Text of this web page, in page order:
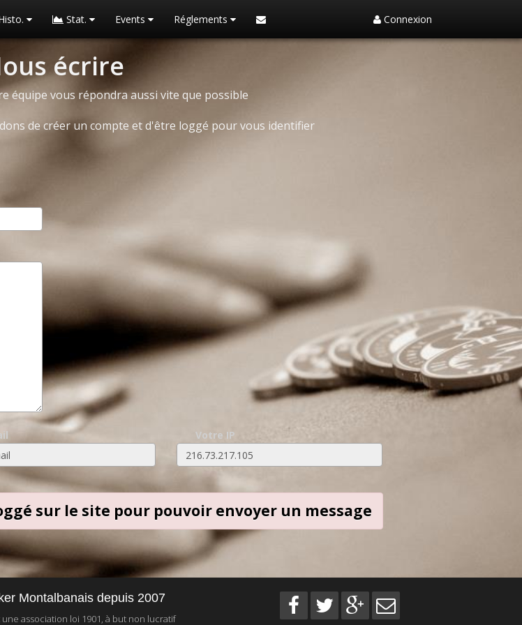
Stat. Events Réglements Connexion
écrire
équipe vous répondra aussi vite que possible
de créer un compte et d'être loggé pour vous identifier
Votre IP
sur le site pour pouvoir envoyer un message
Montalbanais depuis 2007
association loi 1901, à but non lucratif